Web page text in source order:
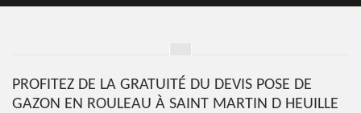
PROFITEZ DE LA GRATUITÉ DU DEVIS POSE DE
GAZON EN ROULEAU À SAINT MARTIN D HEUILLE